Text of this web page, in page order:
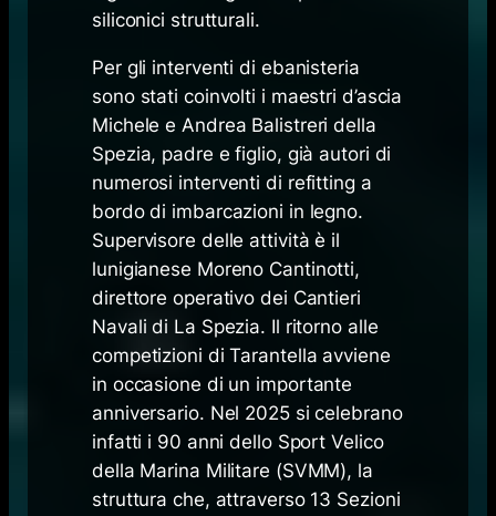
siliconici strutturali.
Per gli interventi di ebanisteria
sono stati coinvolti i maestri d’ascia
Michele e Andrea Balistreri della
Spezia, padre e figlio, già autori di
numerosi interventi di refitting a
bordo di imbarcazioni in legno.
Supervisore delle attività è il
lunigianese Moreno Cantinotti,
direttore operativo dei Cantieri
Navali di La Spezia. Il ritorno alle
competizioni di Tarantella avviene
in occasione di un importante
anniversario. Nel 2025 si celebrano
infatti i 90 anni dello Sport Velico
della Marina Militare (SVMM), la
struttura che, attraverso 13 Sezioni